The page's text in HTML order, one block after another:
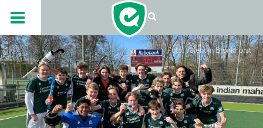
Foto: Valentijn Bronkhorst